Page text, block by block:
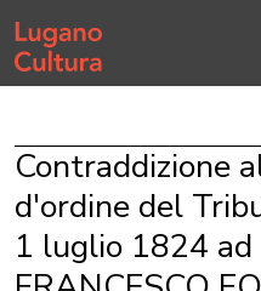
Home page
Contraddizione
d'ordine del
1 luglio 1824 ad